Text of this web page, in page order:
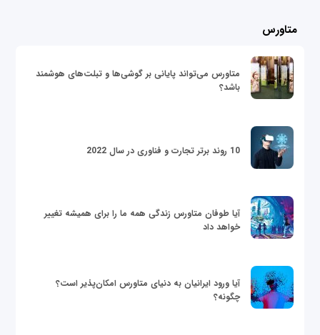
متاورس
متاورس می‌تواند پایانی بر گوشی‌ها و تبلت‌های هوشمند
باشد؟
10 روند برتر تجارت و فناوری در سال 2022
آیا طوفان متاورس زندگی همه ما را برای همیشه تغییر
خواهد داد
آیا ورود ایرانیان به دنیای متاورس امکان‌پذیر است؟
چگونه؟